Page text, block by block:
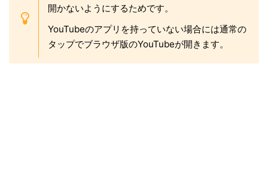
開かないようにするためです。
YouTubeのアプリを持っていない場合には通常の
タップでブラウザ版のYouTubeが開きます。